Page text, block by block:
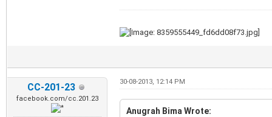
CC-201-23
facebook.com/cc.201.23
30-08-2013, 12:14 PM
Anugrah Bima Wrote: